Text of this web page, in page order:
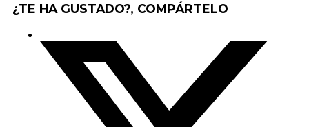
¿TE HA GUSTADO?, COMPÁRTELO